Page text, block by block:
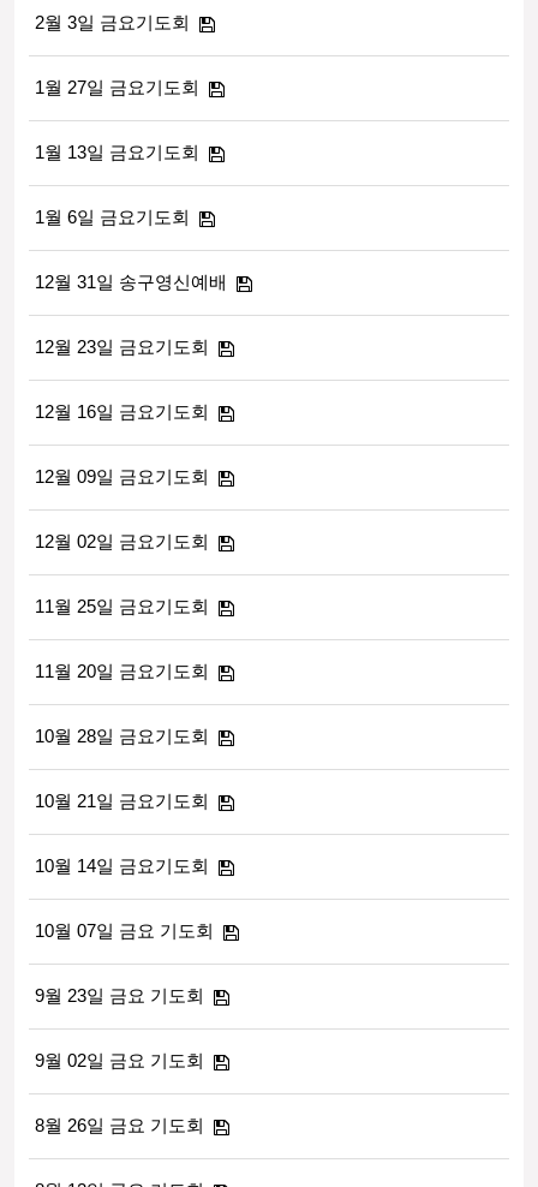
2월 3일 금요기도회
1월 27일 금요기도회
1월 13일 금요기도회
1월 6일 금요기도회
12월 31일 송구영신예배
12월 23일 금요기도회
12월 16일 금요기도회
12월 09일 금요기도회
12월 02일 금요기도회
11월 25일 금요기도회
11월 20일 금요기도회
10월 28일 금요기도회
10월 21일 금요기도회
10월 14일 금요기도회
10월 07일 금요 기도회
9월 23일 금요 기도회
9월 02일 금요 기도회
8월 26일 금요 기도회